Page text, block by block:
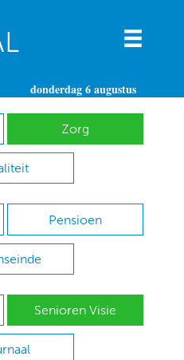
donderdag 6 augustus
Zorg
Pensioen
Senioren Visie